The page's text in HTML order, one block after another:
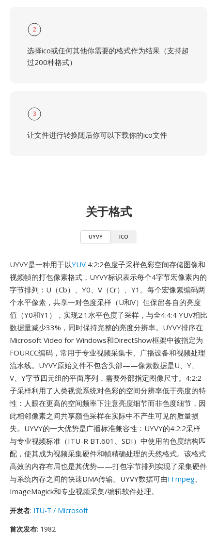
2
选择ico或任何其他你需要的格式作为结果（支持超
过200种格式）
3
让文件进行转换随后你可以下载你的ico文件
关于格式
UYVY ICO
UYVY是一种用于以YUV 4:2:2色度子采样色彩空间存储图像和
视频帧的打包像素格式，UYVY标识表示每个4字节宏像素内的
字节排列：U（Cb）、Y0、V（Cr）、Y1。每个宏像素编码两
个水平像素，共享一对色度采样（U和V）但保留各自的亮度
值（Y0和Y1），实现2:1水平色度子采样，与全4:4:4 YUV相比
数据量减少33%，同时保持完整的亮度分辨率。UYVY排序在
Microsoft Video for Windows和DirectShow框架中被指定为
FOURCC编码，常用于专业视频采集卡、广播设备和视频处理
流水线。UYVY原始文件不包含头部——像素数据是U、Y、
V、Y字节四元组的平面序列，需要外部指定图像尺寸。4:2:2
子采样利用了人类视觉系统对色彩的空间分辨率低于亮度的特
性：人眼在更高的空间频率下注意亮度细节而非色度细节，因
此相邻像素之间共享颜色采样在实际中不产生可见的质量损
失。UYVY的一大优势是广播标准兼容性：UYVY的4:2:2采样
与专业视频标准（ITU-R BT.601、SDI）中使用的色度结构匹
配，使其成为视频采集硬件和帧精确处理的天然格式。该格式
高效的内存布局也是其优势——打包字节排列实现了采集硬件
与系统内存之间的快速DMA传输。UYVY数据可由FFmpeg、
ImageMagick和专业视频采集/编辑软件处理。
开发者: ITU-T / Microsoft
首次发布: 1982